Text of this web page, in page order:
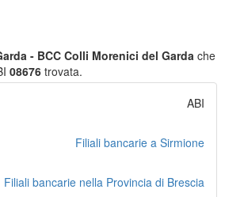
- BCC Colli Morenici del Garda che
08676 trovata.
ABI
Filiali bancarie a Sirmione
Filiali bancarie nella Provincia di Brescia